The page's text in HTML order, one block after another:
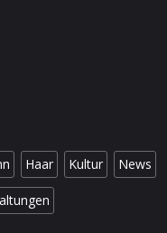
Haar Kultur News